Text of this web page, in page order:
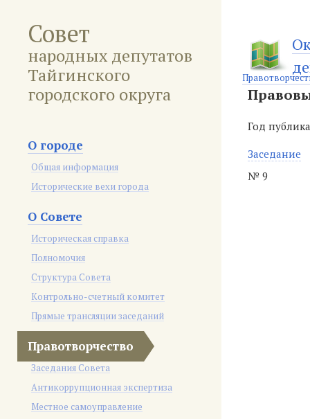
Совет
народных депутатов
Тайгинского
городского округа
О городе
Общая информация
Исторические вехи города
О Совете
Историческая справка
Полномочия
Структура Совета
Контрольно-счетный комитет
Прямые трансляции заседаний
Правотворчество
Заседания Совета
Антикоррупционная экспертиза
Местное самоуправление
Год
Заседание
№ 9